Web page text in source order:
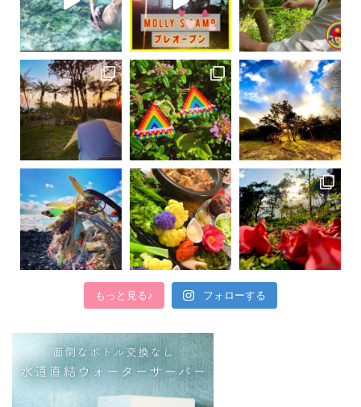
もっと見る♪ フォローする